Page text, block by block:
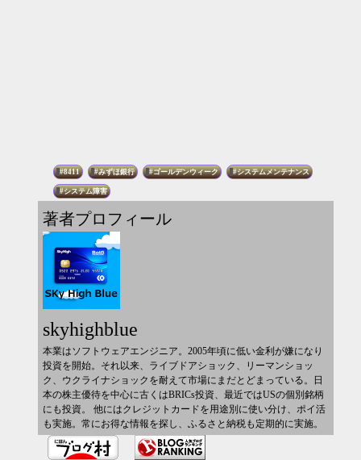
8411 みずほ銀行 ゴールデンウィーク システムメンテナンス
システム障害
著者プロフィール
skyhighblue
本業はソフトウェアエンジニア。2005年頃に低い金利が嫌になり
投資を開始。それ以来、ライブドアショック、リーマンショッ
ク、ウクライナショックを耐えて市場にまだとどまっている。日
本の株主優待を中心に古くはBRICs投資、最近ではUSの個別銘柄
にも投資。 他にはクレジットカードを用途別に使い分け、ポイ活
も実施。常にお得な情報を探し、ふるさと納税も定期的に実施。